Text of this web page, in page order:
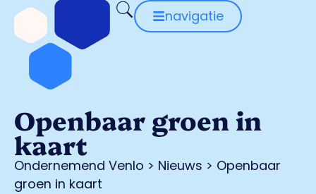
navigatie
Openbaar groen in
kaart
Ondernemend Venlo > Nieuws > Openbaar
groen in kaart